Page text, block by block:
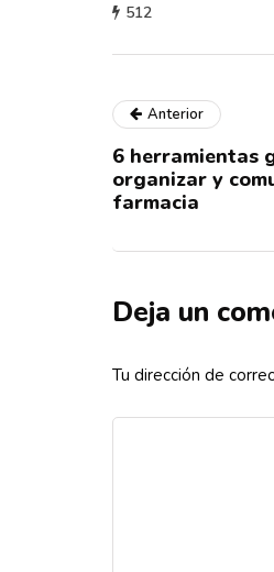
512
Anterior
6 herramientas
organizar y
farmacia
Deja un
Tu dirección de